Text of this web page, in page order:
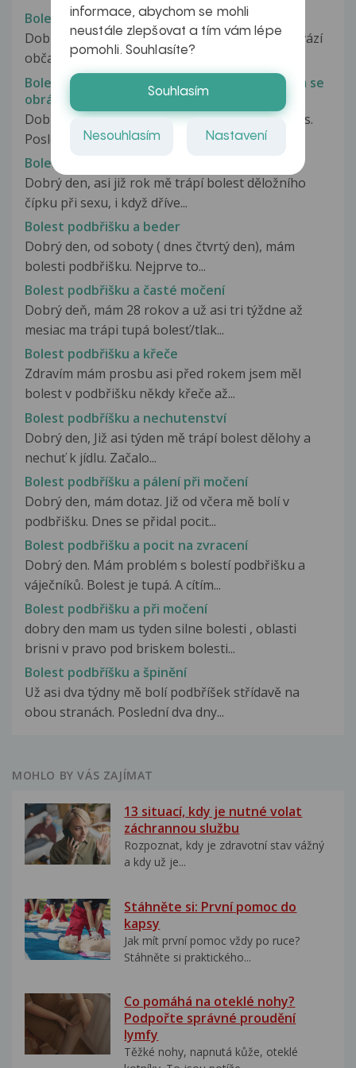
Bolest podbřišku
Dobrý den, celkem často mě už několik let provází
občasná bolest v pravém podbřišku...
Bolest podbříšku - v nemocnici mě odbyli, kam se
obrátit?
Dobrý den, trochu už zoufalá hledám radu u vás.
Poslední tři dny jsem strávila...
Bolest podbřišku (děložní čípek)
Dobrý den, asi již rok mě trápí bolest děložního
čípku při sexu, i když dříve...
Bolest podbřišku a beder
Dobrý den, od soboty ( dnes čtvrtý den), mám
bolesti podbřišku. Nejprve to...
Bolest podbřišku a časté močení
Dobrý deň, mám 28 rokov a už asi tri týždne až
mesiac ma trápi tupá bolesť/tlak...
Bolest podbřišku a křeče
Zdravím mám prosbu asi před rokem jsem měl
bolest v podbřišku někdy křeče až...
Bolest podbříšku a nechutenství
Dobrý den, Již asi týden mě trápí bolest dělohy a
nechuť k jídlu. Začalo...
Bolest podbříšku a pálení při močení
Dobrý den, mám dotaz. Již od včera mě bolí v
podbřišku. Dnes se přidal pocit...
Bolest podbřišku a pocit na zvracení
Dobrý den. Mám problém s bolestí podbřišku a
váječníků. Bolest je tupá. A cítím...
Bolest podbřišku a při močení
dobry den mam us tyden silne bolesti , oblasti
brisni v pravo pod briskem bolesti...
Bolest podbříšku a špinění
Už asi dva týdny mě bolí podbříšek střídavě na
obou stranách. Poslední dva dny...
MOHLO BY VÁS ZAJÍMAT
13 situací, kdy je nutné volat
záchrannou službu
Rozpoznat, kdy je zdravotní stav vážný
a kdy už je...
Stáhněte si: První pomoc do
kapsy
Jak mít první pomoc vždy po ruce?
Stáhněte si praktického...
Co pomáhá na oteklé nohy?
Podpořte správné proudění
lymfy
Těžké nohy, napnutá kůže, oteklé
informace, abychom se mohli
neustále zlepšovat a tím vám lépe
pomohli. Souhlasíte?
Souhlasím
Nesouhlasím Nastavení